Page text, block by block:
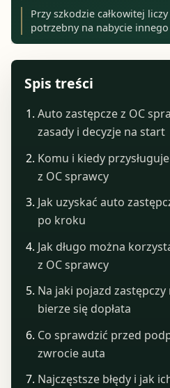
Przy szkodzie całkowitej
potrzebny na nabycie
Spis treści
Auto zastępcze z OC
zasady i decyzje na start
Komu i kiedy
z OC sprawcy
Jak uzyskać auto
po kroku
Jak długo można
z OC sprawcy
Na jaki pojazd
bierze się dopłata
Co sprawdzić przed
zwrocie auta
Najczęstsze błędy i jak